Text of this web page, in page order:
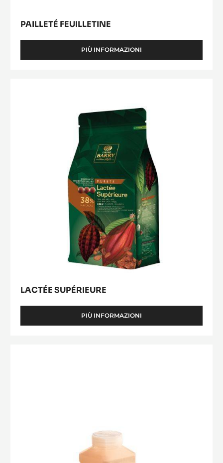
PAILLETÉ FEUILLETINE
PIÙ INFORMAZIONI
-
LACTÉE SUPÉRIEURE
PIÙ INFORMAZIONI
-